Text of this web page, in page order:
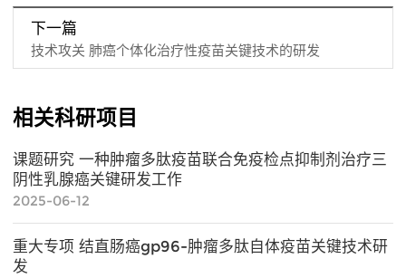
下一篇
技术攻关 肺癌个体化治疗性疫苗关键技术的研发
相关科研项目
课题研究 一种肿瘤多肽疫苗联合免疫检点抑制剂治疗三
阴性乳腺癌关键研发工作
2025-06-12
重大专项 结直肠癌gp96-肿瘤多肽自体疫苗关键技术研
发